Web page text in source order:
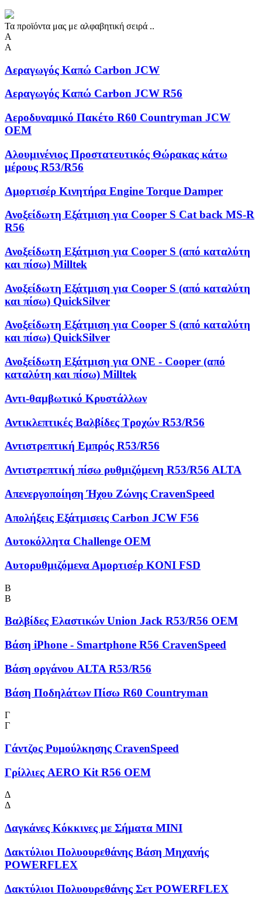
Τα προϊόντα μας με αλφαβητική σειρά ..
Α
Α
Αεραγωγός Καπώ Carbon JCW
Αεραγωγός Καπώ Carbon JCW R56
Αεροδυναμικό Πακέτο R60 Countryman JCW
OEM
Αλουμινένιος Προστατευτικός Θώρακας κάτω
μέρους R53/R56
Αμορτισέρ Κινητήρα Engine Torque Damper
Ανοξείδωτη Eξάτμιση για Cooper S Cat back MS-R
R56
Ανοξείδωτη Εξάτμιση για Cooper S (από καταλύτη
και πίσω) Milltek
Ανοξείδωτη Εξάτμιση για Cooper S (από καταλύτη
και πίσω) QuickSilver
Ανοξείδωτη Εξάτμιση για Cooper S (από καταλύτη
και πίσω) QuickSilver
Ανοξείδωτη Εξάτμιση για ONE - Cooper (από
καταλύτη και πίσω) Milltek
Αντι-θαμβωτικό Κρυστάλλων
Αντικλεπτικές Βαλβίδες Τροχών R53/R56
Αντιστρεπτική Εμπρός R53/R56
Αντιστρεπτική πίσω ρυθμιζόμενη R53/R56 ALTA
Απενεργοποίηση Ήχου Ζώνης CravenSpeed
Απολήξεις Εξάτμισεις Carbon JCW F56
Αυτοκόλλητα Challenge OEM
Αυτορυθμιζόμενα Αμορτισέρ KONI FSD
Β
Β
Βαλβίδες Ελαστικών Union Jack R53/R56 OEM
Βάση iPhone - Smartphone R56 CravenSpeed
Βάση οργάνου ALTA R53/R56
Βάση Ποδηλάτων Πίσω R60 Countryman
Γ
Γ
Γάντζος Ρυμούλκησης CravenSpeed
Γρίλλιες AERO Kit R56 OEM
Δ
Δ
Δαγκάνες Κόκκινες με Σήματα MINI
Δακτύλιοι Πολυουρεθάνης Βάση Μηχανής
POWERFLEX
Δακτύλιοι Πολυουρεθάνης Σετ POWERFLEX